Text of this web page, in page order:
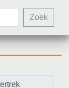
Zoek